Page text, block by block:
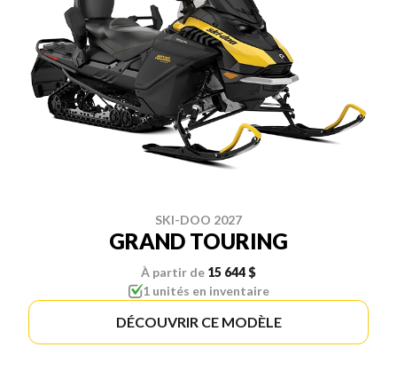
SKI-DOO 2027
GRAND TOURING
À partir de 15 644 $
1 unités en inventaire
DÉCOUVRIR CE MODÈLE